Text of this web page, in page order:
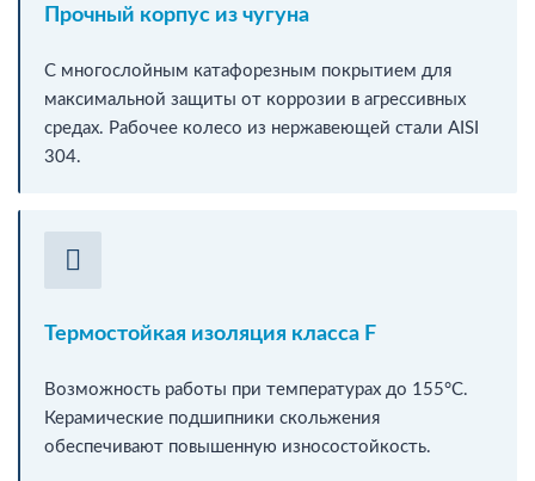
Прочный корпус из чугуна
С многослойным катафорезным покрытием для
максимальной защиты от коррозии в агрессивных
средах. Рабочее колесо из нержавеющей стали AISI
304.
Термостойкая изоляция класса F
Возможность работы при температурах до 155°C.
Керамические подшипники скольжения
обеспечивают повышенную износостойкость.